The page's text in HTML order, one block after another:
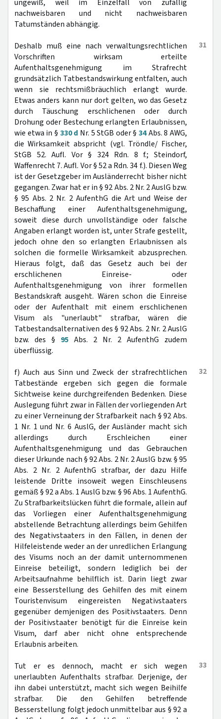
ungewiß, weil im Einzelfall von zufällig
nachweisbaren und nicht nachweisbaren
Tatumständen abhängig.
31
Deshalb muß eine nach verwaltungsrechtlichen
Vorschriften wirksam erteilte
Aufenthaltsgenehmigung im Strafrecht
grundsätzlich Tatbestandswirkung entfalten, auch
wenn sie rechtsmißbräuchlich erlangt wurde.
Etwas anders kann nur dort gelten, wo das Gesetz
durch Täuschung erschlichenen oder durch
Drohung oder Bestechung erlangten Erlaubnissen,
wie etwa in § 330 d Nr. 5 StGB oder §34Abs. 8 AWG,
die Wirksamkeit abspricht (vgl. Tröndle/ Fischer,
StGB 52. Aufl. Vor § 324 Rdn. 8 f.; Steindorf,
Waffenrecht 7. Aufl. Vor § 52 a Rdn. 34 f.). Diesen Weg
ist der Gesetzgeber im Ausländerrecht bisher nicht
gegangen. Zwar hat er in § 92 Abs. 2 Nr. 2 AuslG bzw.
§ 95 Abs. 2 Nr. 2 AufenthG die Art und Weise der
Beschaffung einer Aufenthaltsgenehmigung,
soweit diese durch unvollständige oder falsche
Angaben erlangt worden ist, unter Strafe gestellt,
jedoch ohne den so erlangten Erlaubnissen als
solchen die formelle Wirksamkeit abzusprechen.
Hieraus folgt, daß das Gesetz auch bei der
erschlichenen Einreise- oder
Aufenthaltsgenehmigung von ihrer formellen
Bestandskraft ausgeht. Wären schon die Einreise
oder der Aufenthalt mit einem erschlichenen
Visum als "unerlaubt" strafbar, wären die
Tatbestandsalternativen des § 92 Abs. 2 Nr. 2 AuslG
bzw. des § 95 Abs. 2 Nr. 2 AufenthG zudem
überflüssig.
32
f) Auch aus Sinn und Zweck der strafrechtlichen
Tatbestände ergeben sich gegen die formale
Sichtweise keine durchgreifenden Bedenken. Diese
Auslegung führt zwar in Fällen der vorliegenden Art
zu einer Verneinung der Strafbarkeit nach § 92 Abs.
1 Nr. 1 und Nr. 6 AuslG, der Ausländer macht sich
allerdings durch Erschleichen einer
Aufenthaltsgenehmigung und das Gebrauchen
dieser Urkunde nach § 92 Abs. 2 Nr. 2 AuslG bzw. § 95
Abs. 2 Nr. 2 AufenthG strafbar, der dazu Hilfe
leistende Dritte insoweit wegen Einschleusens
gemäß § 92 a Abs. 1 AuslG bzw. § 96 Abs. 1 AufenthG.
Zu Strafbarkeitslücken führt die formale, allein auf
das Vorliegen einer Aufenthaltsgenehmigung
abstellende Betrachtung allerdings beim Gehilfen
des Negativstaaters in den Fällen, in denen der
Hilfeleistende weder an der unredlichen Erlangung
des Visums noch an der damit unternommenen
Einreise beteiligt, sondern lediglich bei der
Arbeitsaufnahme behilflich ist. Darin liegt zwar
eine Besserstellung des Gehilfen des mit einem
Touristenvisum eingereisten Negativstaaters
gegenüber demjenigen des Positivstaaters. Denn
der Positivstaater benötigt für die Einreise kein
Visum, darf aber nicht ohne entsprechende
Erlaubnis arbeiten.
33
Tut er es dennoch, macht er sich wegen
unerlaubten Aufenthalts strafbar. Derjenige, der
ihn dabei unterstützt, macht sich wegen Beihilfe
strafbar. Die den Gehilfen betreffende
Besserstellung folgt jedoch unmittelbar aus § 92 a